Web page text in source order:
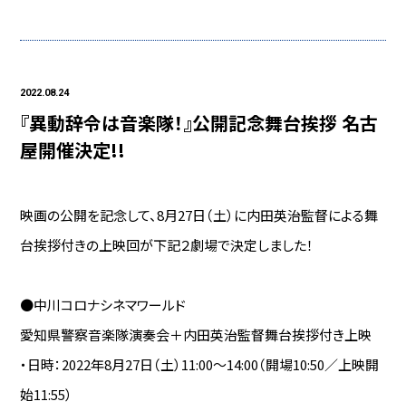
2022.08.24
『異動辞令は音楽隊！』公開記念舞台挨拶 名古
屋開催決定!!
映画の公開を記念して、8月27日（土）に内田英治監督による舞
台挨拶付きの上映回が下記２劇場で決定しました！
●中川コロナシネマワールド
愛知県警察音楽隊演奏会＋内田英治監督舞台挨拶付き上映
・日時：2022年8月27日（土）11:00～14:00（開場10:50／上映開
始11:55）